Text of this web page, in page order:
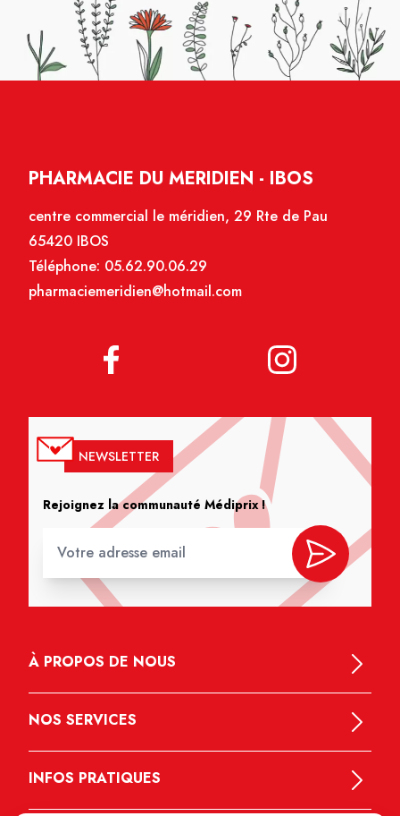
PHARMACIE DU MERIDIEN - IBOS
centre commercial le méridien, 29 Rte de Pau
65420 IBOS
Téléphone: 05.62.90.06.29
pharmaciemeridien@hotmail.com
NEWSLETTER
Rejoignez la communauté Médiprix !
À PROPOS DE NOUS
NOS SERVICES
INFOS PRATIQUES